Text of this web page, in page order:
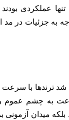
تنها عملکردی
به جزئیات در مد
شد ترندها با
به چشم عموم
بلکه میدان